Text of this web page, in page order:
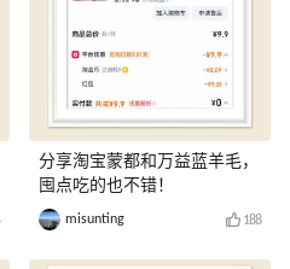
分享淘宝蒙都和万益蓝羊毛，
囤点吃的也不错！
misunting 188